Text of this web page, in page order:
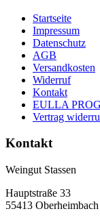
Startseite
Impressum
Datenschutz
AGB
Versandkosten
Widerruf
Kontakt
EULLA
Vertrag
Kontakt
Weingut Stassen
Hauptstraße 33
55413 Oberheimbach